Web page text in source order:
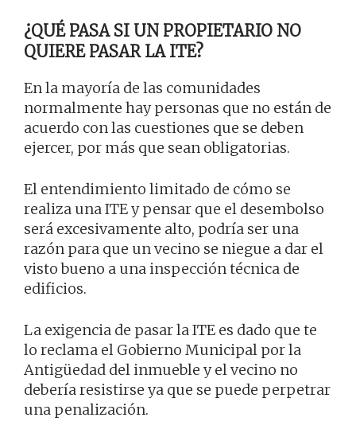
¿QUÉ PASA SI UN PROPIETARIO NO
QUIERE PASAR LA ITE?
En la mayoría de las comunidades
normalmente hay personas que no están de
acuerdo con las cuestiones que se deben
ejercer, por más que sean obligatorias.
El entendimiento limitado de cómo se
realiza una ITE y pensar que el desembolso
será excesivamente alto, podría ser una
razón para que un vecino se niegue a dar el
visto bueno a una inspección técnica de
edificios.
La exigencia de pasar la ITE es dado que te
lo reclama el Gobierno Municipal por la
Antigüedad del inmueble y el vecino no
debería resistirse ya que se puede perpetrar
una penalización.